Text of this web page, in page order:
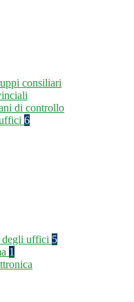
consiliari
di controllo
6
uffici 5
1